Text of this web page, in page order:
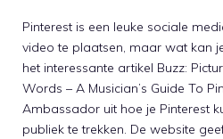
Pinterest is een leuke sociale
video te plaatsen, maar wat kan
het interessante artikel Buzz:
Words – A Musician’s Guide To
Ambassador uit hoe je Pinterest
publiek te trekken. De website